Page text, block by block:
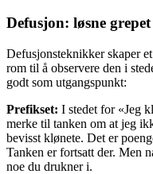
Defusjon: løsne
Defusjonsteknikker skaper
rom til å observere den i
godt som utgangspunkt:
Prefikset: I stedet for «Jeg
merke til tanken om at jeg
bevisst klønete. Det er
Tanken er fortsatt der. Men
noe du drukner i.